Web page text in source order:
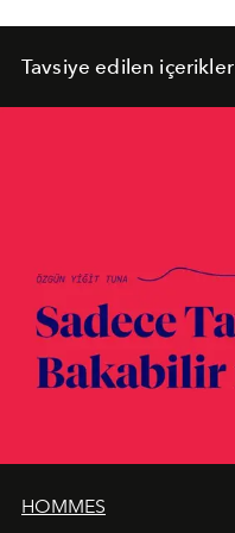
Tavsiye edilen içerikler
HOMMES